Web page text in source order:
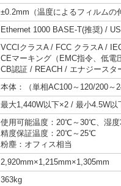
±0.2mm（温度によるフィルムの
Ethernet 1000 BASE-T(推奨) /
VCCIクラスA / FCC クラスA /
CEマーキング（EMC指令、低電
CB認証 / REACH / エナジース
本体：（単相AC100～120/200～
最大1,440W以下×2 / 最小4.5W以
使用可能温度：20℃～30℃、湿度
精度保証温度：20℃～25℃
粉塵：オフィス相当
2,920mm×1,215mm×1,305mm
363kg